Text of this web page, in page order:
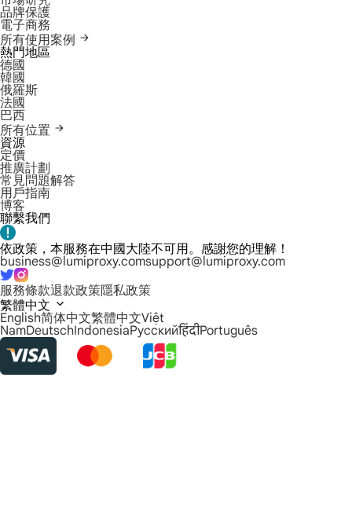
品牌保護
電子商務
所有使用案例
熱門地區
德國
韓國
俄羅斯
法國
巴西
所有位置
資源
定價
推廣計劃
常見問題解答
用戶指南
博客
聯繫我們
依政策，本服務在中國大陸不可用。感謝您的理解！
business@lumiproxy.comsupport@lumiproxy.com
服務條款退款政策隱私政策
繁體中文
English简体中文繁體中文Việt
NamDeutschIndonesiaРусскийहिंदीPortuguês